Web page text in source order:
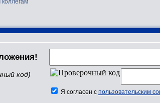
коллегам
код)
Я согласен с пользовательским